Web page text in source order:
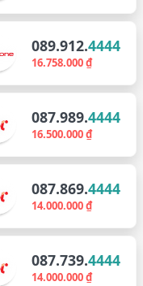
089.912.4444
16.758.000 ₫
087.989.4444
16.500.000 ₫
087.869.4444
14.000.000 ₫
087.739.4444
14.000.000 ₫